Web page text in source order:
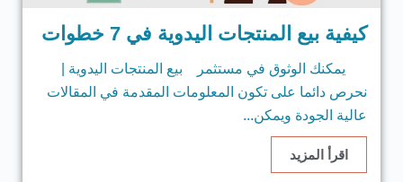
كيفية بيع المنتجات اليدوية في 7 خطوات
يمكنك الوثوق في مستثمر بيع المنتجات اليدوية |
نحرص دائما على تكون المعلومات المقدمة في المقالات
عالية الجودة ويمكن...
اقرأ المزيد